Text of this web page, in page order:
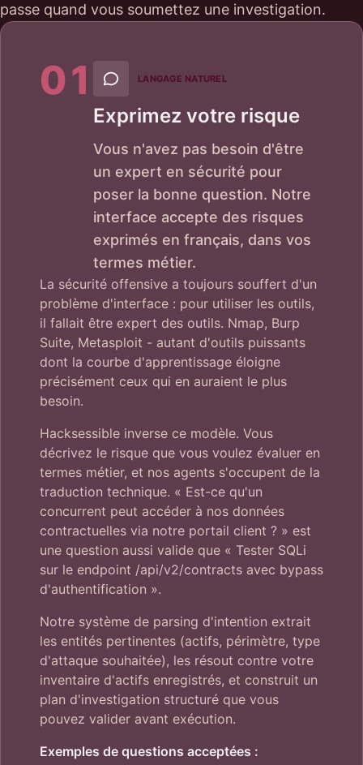
passe quand vous soumettez une investigation.
01 LANGAGE NATUREL
Exprimez votre risque
Vous n'avez pas besoin d'être
un expert en sécurité pour
poser la bonne question. Notre
interface accepte des risques
exprimés en français, dans vos
termes métier.
La sécurité offensive a toujours souffert d'un
problème d'interface : pour utiliser les outils,
il fallait être expert des outils. Nmap, Burp
Suite, Metasploit - autant d'outils puissants
dont la courbe d'apprentissage éloigne
précisément ceux qui en auraient le plus
besoin.
Hacksessible inverse ce modèle. Vous
décrivez le risque que vous voulez évaluer en
termes métier, et nos agents s'occupent de la
traduction technique. « Est-ce qu'un
concurrent peut accéder à nos données
contractuelles via notre portail client ? » est
une question aussi valide que « Tester SQLi
sur le endpoint /api/v2/contracts avec bypass
d'authentification ».
Notre système de parsing d'intention extrait
les entités pertinentes (actifs, périmètre, type
d'attaque souhaitée), les résout contre votre
inventaire d'actifs enregistrés, et construit un
plan d'investigation structuré que vous
pouvez valider avant exécution.
Exemples de questions acceptées :